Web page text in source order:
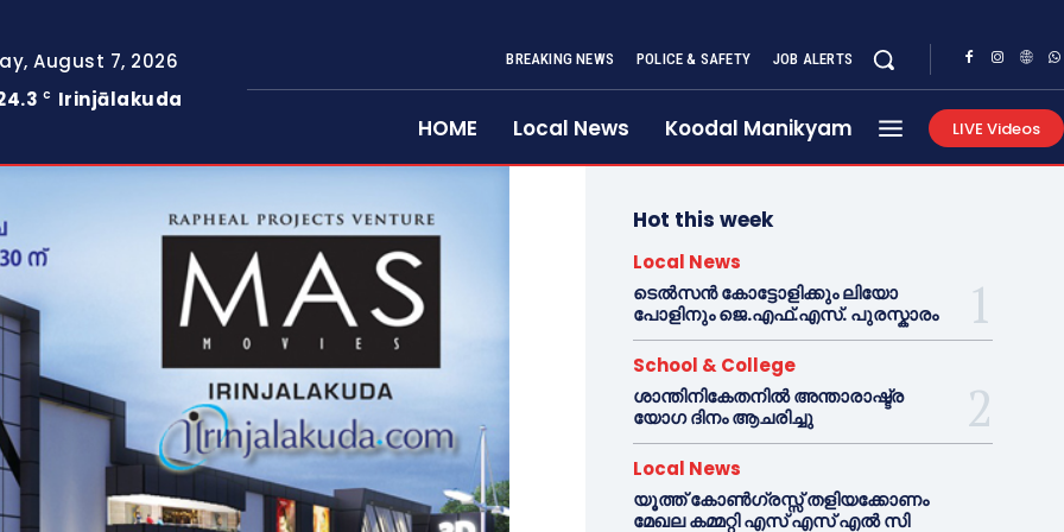
August 7, 2026
C Irinjālakuda
BREAKING NEWS POLICE & SAFETY JOB ALERTS
HOME Local News Koodal Manikyam LIVE Videos
Hot this week
Local News
ടെൽസൻ കോട്ടോളിക്കും ലിയോ
പോളിനും ജെ.എഫ്.എസ്. പുരസ്കാരം
School & College
ശാന്തിനികേതനിൽ അന്താരാഷ്ട്ര
യോഗ ദിനം ആചരിച്ചു
Local News
യൂത്ത് കോൺഗ്രസ്സ് തളിയക്കോണം
മേഖല കമ്മറ്റി എസ് എസ് എൽ സി